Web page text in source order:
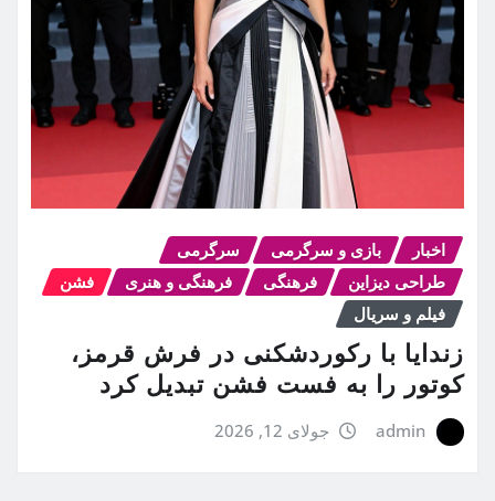
اخبار بازی و سرگرمی
سرگرمی
طراحی دیزاین
فرهنگی فرهنگی و هنری
فشن
فیلم و سریال
زندایا با رکوردشکنی در فرش قرمز،
کوتور را به فست فشن تبدیل کرد
admin جولای 12, 2026